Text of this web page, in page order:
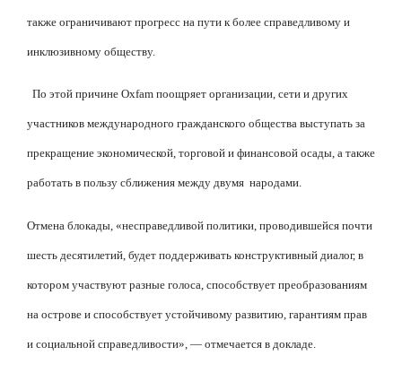
также ограничивают прогресс на пути к более справедливому и
инклюзивному обществу.
По этой причине Oxfam поощряет организации, сети и других
участников международного гражданского общества выступать за
прекращение экономической, торговой и финансовой осады, а также
работать в пользу сближения между двумя народами.
Отмена блокады, «несправедливой политики, проводившейся почти
шесть десятилетий, будет поддерживать конструктивный диалог, в
котором участвуют разные голоса, способствует преобразованиям
на острове и способствует устойчивому развитию, гарантиям прав
и социальной справедливости», — отмечается в докладе.